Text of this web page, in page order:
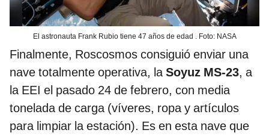
El astronauta Frank Rubio tiene 47 años de edad . Foto: NASA
Finalmente, Roscosmos consiguió enviar una
nave totalmente operativa, laSoyuz MS-23, a
la EEI el pasado 24 de febrero, con media
tonelada de carga (víveres, ropa y artículos
para limpiar la estación). Es en esta nave que